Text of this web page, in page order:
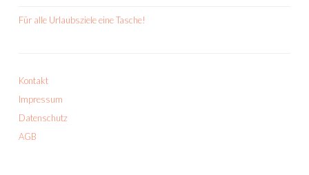
Für alle Urlaubsziele eine Tasche!
Kontakt
Impressum
Datenschutz
AGB